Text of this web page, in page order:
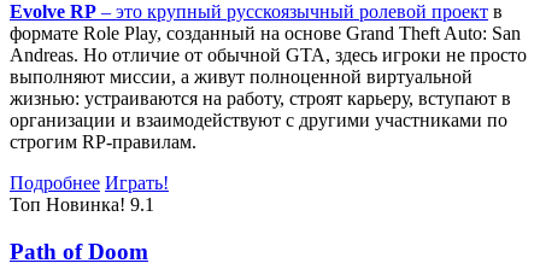
Evolve RP – это крупный русскоязычный ролевой проект в
формате Role Play, созданный на основе Grand Theft Auto: San
Andreas. Но отличие от обычной GTA, здесь игроки не просто
выполняют миссии, а живут полноценной виртуальной
жизнью: устраиваются на работу, строят карьеру, вступают в
организации и взаимодействуют с другими участниками по
строгим RP-правилам.
Подробнее Играть!
Топ Новинка! 9.1
Path of Doom